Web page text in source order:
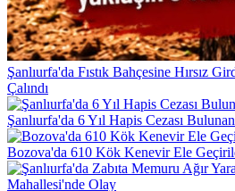
Şanlıurfa'da Fıstık Bahçesine Hırsız
Çalındı
Şanlıurfa'da 6 Yıl Hapis Cezası
Bozova'da 610 Kök Kenevir Ele